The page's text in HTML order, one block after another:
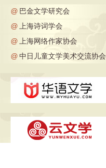
@ 巴金文学研究会
@
上海诗词学会
@
上海网络作家协会
@ 中日儿童文学美术交流协会